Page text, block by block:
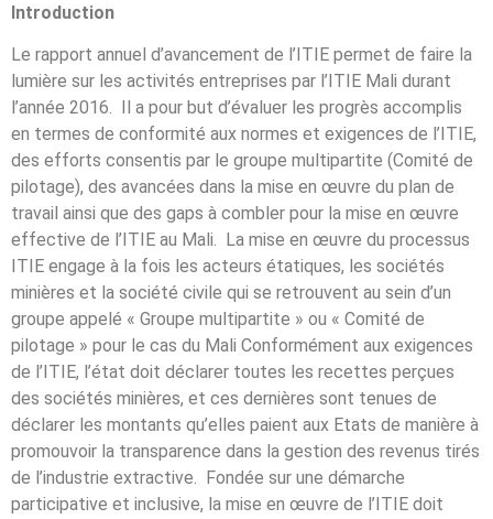
Introduction
Le rapport annuel d’avancement de l’ITIE permet de faire la
lumière sur les activités entreprises par l’ITIE Mali durant
l’année 2016. Il a pour but d’évaluer les progrès accomplis
en termes de conformité aux normes et exigences de l’ITIE,
des efforts consentis par le groupe multipartite (Comité de
pilotage), des avancées dans la mise en œuvre du plan de
travail ainsi que des gaps à combler pour la mise en œuvre
effective de l’ITIE au Mali. La mise en œuvre du processus
ITIE engage à la fois les acteurs étatiques, les sociétés
minières et la société civile qui se retrouvent au sein d’un
groupe appelé « Groupe multipartite » ou « Comité de
pilotage » pour le cas du Mali Conformément aux exigences
de l’ITIE, l’état doit déclarer toutes les recettes perçues
des sociétés minières, et ces dernières sont tenues de
déclarer les montants qu’elles paient aux Etats de manière à
promouvoir la transparence dans la gestion des revenus tirés
de l’industrie extractive. Fondée sur une démarche
participative et inclusive, la mise en œuvre de l’ITIE doit